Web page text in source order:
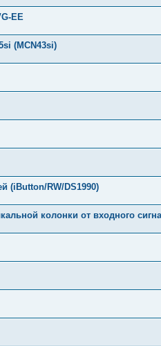
EE
(MCN43si)
(iButton/RW/DS1990)
колонки от входного